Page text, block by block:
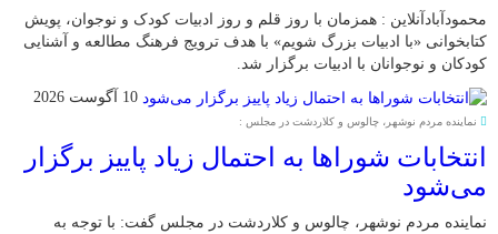
محمودآبادآنلاین : همزمان با روز قلم و روز ادبیات کودک و نوجوان، پویش
کتابخوانی «با ادبیات بزرگ شویم» با هدف ترویج فرهنگ مطالعه و آشنایی
کودکان و نوجوانان با ادبیات برگزار شد.
10 آگوست 2026
نماینده مردم نوشهر، چالوس و کلاردشت در مجلس :
انتخابات شوراها به احتمال زیاد پاییز برگزار
می‌شود
نماینده مردم نوشهر، چالوس و کلاردشت در مجلس گفت: با توجه به